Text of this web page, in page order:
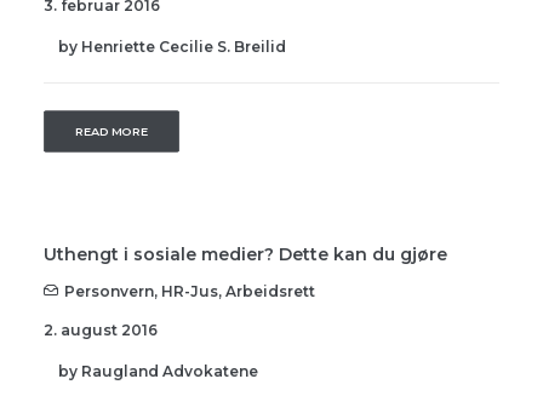
3. februar 2016
by Henriette Cecilie S. Breilid
READ MORE
Uthengt i sosiale medier? Dette kan du gjøre
Personvern, HR-Jus, Arbeidsrett
2. august 2016
by Raugland Advokatene